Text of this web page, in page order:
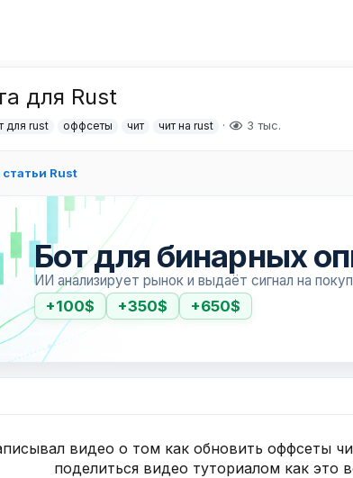
для Rust
для rust оффсеты чит чит на rust 3 тыс.
Rust
Бот для бинарных
ИИ анализирует рынок и выдаёт сигнал на
+100$ +350$ +650$
видео о том как обновить оффсеты
поделиться видео туториалом как это